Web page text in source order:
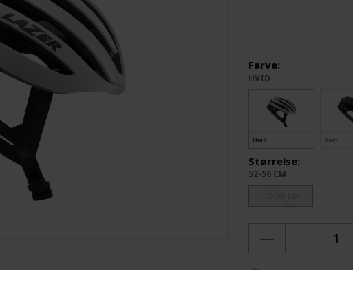
Farve:
HVID
Hvid Sort
Størrelse:
52-56 CM